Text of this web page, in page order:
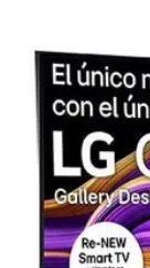
SeguridadAnálisis
Black Friday